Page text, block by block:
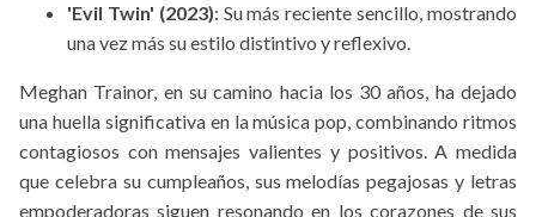
'Evil Twin' (2023): Su más reciente sencillo, mostrando
una vez más su estilo distintivo y reflexivo.
Meghan Trainor, en su camino hacia los 30 años, ha dejado
una huella significativa en la música pop, combinando ritmos
contagiosos con mensajes valientes y positivos. A medida
que celebra su cumpleaños, sus melodías pegajosas y letras
empoderadoras siguen resonando en los corazones de sus